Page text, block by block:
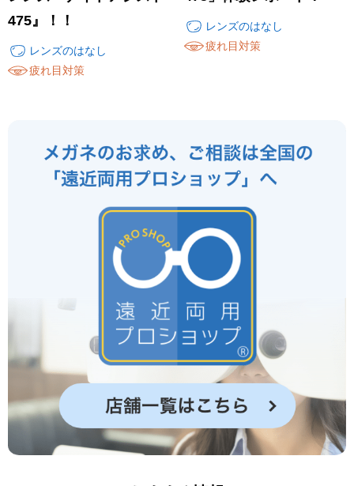
475』！！
レンズのはなし
疲れ目対策
レンズのはなし
疲れ目対策